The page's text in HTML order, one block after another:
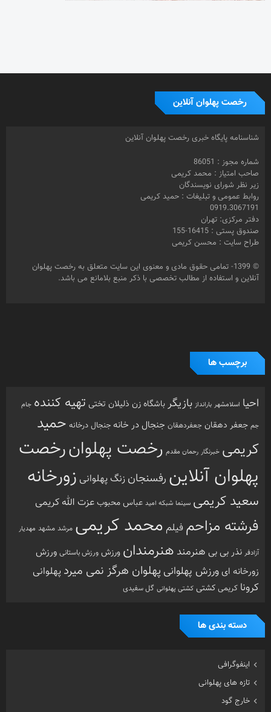
رخصت پهلوان آنلاین
شناسنامه پایگاه خبری رخصت پهلوان آنلاین
شماره مجوز : 86051
صاحب امتیاز : محمد کریمی
زیر نظر شورای نویسندگان
روابط عمومی و تبلیغات : حمید کریمی
0919.3067191
دفتر مرکزی: تهران
صندوق پستی : 16415-155
طراح سایت : محسن کریمی
© 1399- تمامی حقوق مادی و معنوی این سایت متعلق به رخصت پهلوان
آنلاین و استفاده از مطالب تخصصی با ذکر منبع بلامانع می باشد.
برچسب ها
احیا اسلامشهر بارانداز بازیگر باشگاه زن ذلیلان تختی تهیه کننده جام
جم جعفر دهقان جعفردهقان جنجال در خانه جنجال درخانه حمید
کریمی خبرنگار رحمان مقدم رخصت پهلوانرخصت
پهلوان آنلاین رفسنجان زنگ پهلوانی زورخانه
سعید کریمی سینما شبکه امید عباس محبوبعزت الله کریمی
فرشته مزاحمفیلم محمد کریمی مرشد مشهد مهدیار
آزادفر نذر بی بی هنرمند هنرمندان ورزش ورزش باستانی ورزش
زورخانه ای ورزش پهلوانی پهلوان هرگز نمی میرد پهلوانی
کرونا کریمی کشتی کشتی پهلوانی گل سفیدی
دسته بندی ها
اینفوگرافی
تازه های پهلوانی
خارج گود